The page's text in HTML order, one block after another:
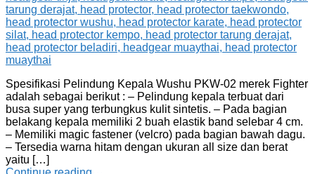
Spesifikasi Pelindung Kepala Wushu PKW-02 merek Fighter
adalah sebagai berikut : – Pelindung kepala terbuat dari
busa super yang terbungkus kulit sintetis. – Pada bagian
belakang kepala memiliki 2 buah elastik band selebar 4 cm.
– Memiliki magic fastener (velcro) pada bagian bawah dagu.
– Tersedia warna hitam dengan ukuran all size dan berat
yaitu […]